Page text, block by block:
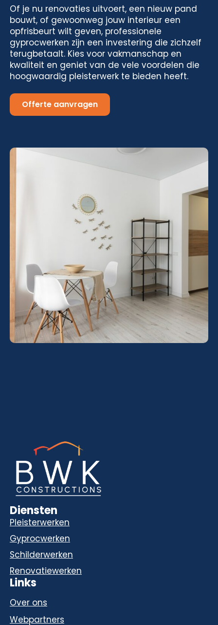
Of je nu renovaties uitvoert, een nieuw pand
bouwt, of gewoonweg jouw interieur een
opfrisbeurt wilt geven, professionele
gyprocwerken zijn een investering die zichzelf
terugbetaalt. Kies voor vakmanschap en
kwaliteit en geniet van de vele voordelen die
hoogwaardig pleisterwerk te bieden heeft.
Offerte aanvragen
Diensten
Pleisterwerken
Gyprocwerken
Schilderwerken
Renovatiewerken
Links
Over ons
Webpartners